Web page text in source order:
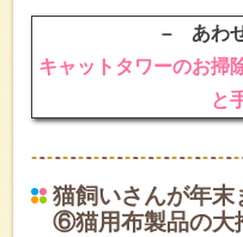
– あわ
キャットタワーのお掃
と
猫飼いさんが年末
⑥猫用布製品の大